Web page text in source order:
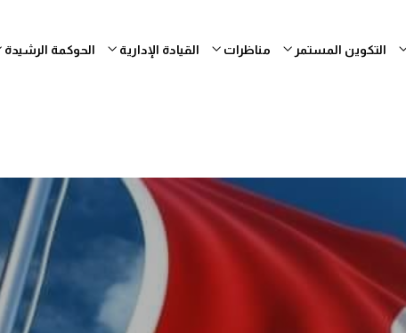
التكوين المستمر مناظرات القيادة الإدارية الحوكمة الرشيدة